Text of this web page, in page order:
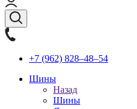
+7 (962) 828‒48‒54
Шины
Назад
Шины